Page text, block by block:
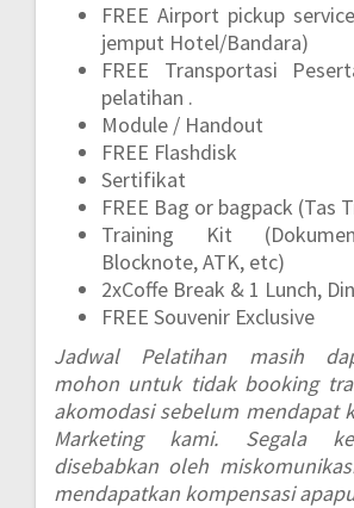
FREE Airport pickup
jemput Hotel/Bandara)
FREE Transportasi
pelatihan .
Module / Handout
FREE Flashdisk
Sertifikat
FREE Bag or bagpack (Tas
Training Kit
Blocknote, ATK, etc)
2xCoffe Break & 1 Lunch,
FREE Souvenir Exclusive
Jadwal Pelatihan masih
mohon untuk tidak booking
akomodasi sebelum mendapat
Marketing kami. Segala
disebabkan oleh
mendapatkan kompensasi